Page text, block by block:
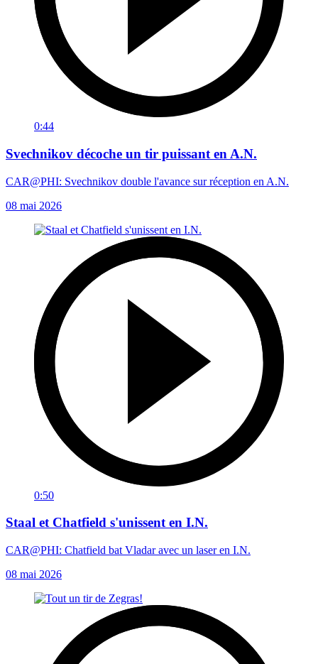
0:44
Svechnikov décoche un tir puissant en A.N.
CAR@PHI: Svechnikov double l'avance sur réception en A.N.
08 mai 2026
0:50
Staal et Chatfield s'unissent en I.N.
CAR@PHI: Chatfield bat Vladar avec un laser en I.N.
08 mai 2026